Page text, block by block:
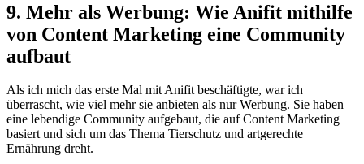
9. Mehr als Werbung: Wie Anifit mithilfe
von Content Marketing eine Community
aufbaut
Als ich mich das erste Mal mit Anifit beschäftigte, war ich
überrascht, wie viel mehr sie anbieten als nur Werbung. Sie haben
eine lebendige Community aufgebaut, die auf Content Marketing
basiert und sich um das Thema Tierschutz und artgerechte
Ernährung dreht.